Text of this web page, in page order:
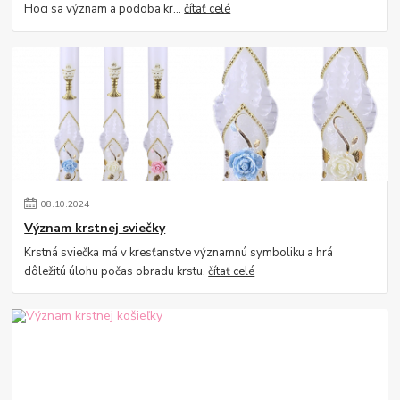
Hoci sa význam a podoba kr...čítať celé
08.10.2024
Význam krstnej sviečky
Krstná sviečka má v kresťanstve významnú symboliku a hrá
dôležitú úlohu počas obradu krstu.čítať celé